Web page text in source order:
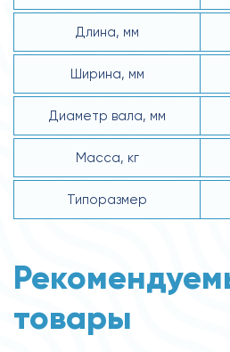
Длина, мм
Ширина, мм
Диаметр вала, мм
Масса, кг
Типоразмер
товары